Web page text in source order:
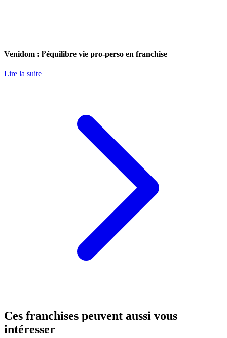
Venidom : l’équilibre vie pro-perso en franchise
Lire la suite
Ces franchises peuvent aussi vous
intéresser